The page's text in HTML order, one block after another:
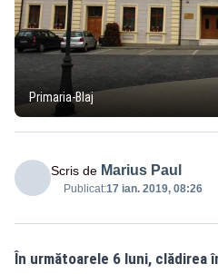
Primaria-Blaj
Scris de Marius Paul
Publicat:17 ian. 2019, 08:26
În următoarele 6 luni, clădirea